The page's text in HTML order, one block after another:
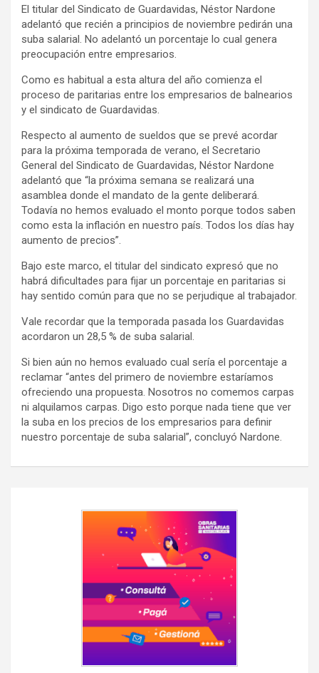
ce
b
o
o
k
se
n
g
er
tt
er
at
s
A
p
p
e
gr
a
m
ail tF
ri
n
y
El titular del Sindicato de Guardavidas, Néstor Nardone
adelantó que recién a principios de noviembre pedirán una
suba salarial. No adelantó un porcentaje lo cual genera
preocupación entre empresarios.
Como es habitual a esta altura del año comienza el
proceso de paritarias entre los empresarios de balnearios
y el sindicato de Guardavidas.
Respecto al aumento de sueldos que se prevé acordar
para la próxima temporada de verano, el Secretario
General del Sindicato de Guardavidas, Néstor Nardone
adelantó que “la próxima semana se realizará una
asamblea donde el mandato de la gente deliberará.
Todavía no hemos evaluado el monto porque todos saben
como esta la inflación en nuestro país. Todos los días hay
aumento de precios”.
Bajo este marco, el titular del sindicato expresó que no
habrá dificultades para fijar un porcentaje en paritarias si
hay sentido común para que no se perjudique al trabajador.
Vale recordar que la temporada pasada los Guardavidas
acordaron un 28,5 % de suba salarial.
Si bien aún no hemos evaluado cual sería el porcentaje a
reclamar “antes del primero de noviembre estaríamos
ofreciendo una propuesta. Nosotros no comemos carpas
ni alquilamos carpas. Digo esto porque nada tiene que ver
la suba en los precios de los empresarios para definir
nuestro porcentaje de suba salarial”, concluyó Nardone.